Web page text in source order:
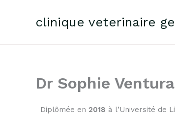
clinique veterinaire
Dr Sophie
Diplômée en 2018 à l’Université de